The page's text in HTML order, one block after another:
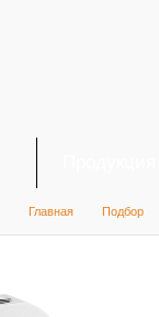
Главная Подбор